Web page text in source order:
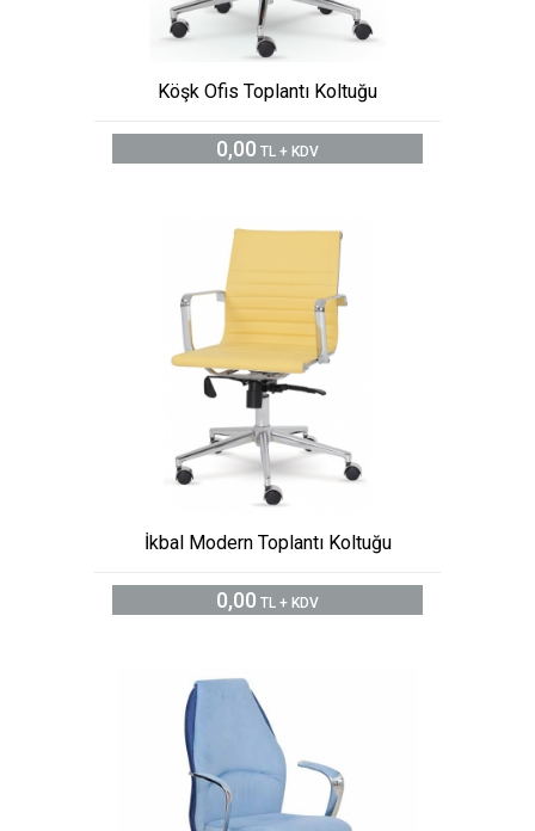
Köşk Ofis Toplantı Koltuğu
0,00 TL + KDV
İkbal Modern Toplantı Koltuğu
0,00 TL + KDV